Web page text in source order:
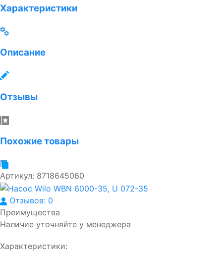
Характеристики
Описание
Отзывы
Похожие товары
Артикул: 8718645060
Отзывов: 0
Преимущества
Наличие уточняйте у менеджера
Характеристики: